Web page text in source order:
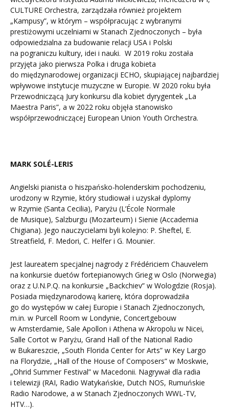
CULTURE Orchestra, zarządzała również projektem
„Kampusy”, w którym – współpracując z wybranymi
prestiżowymi uczelniami w Stanach Zjednoczonych – była
odpowiedzialna za budowanie relacji USA i Polski
na pograniczu kultury, idei i nauki. W 2019 roku została
przyjęta jako pierwsza Polka i druga kobieta
do międzynarodowej organizacji ECHO, skupiającej najbardziej
wpływowe instytucje muzyczne w Europie. W 2020 roku była
Przewodniczącą Jury konkursu dla kobiet dyrygentek „La
Maestra Paris”, a w 2022 roku objęła stanowisko
współprzewodniczącej European Union Youth Orchestra.
MARK SOLÉ-LERIS
Angielski pianista o hiszpańsko-holenderskim pochodzeniu,
urodzony w Rzymie, który studiował i uzyskał dyplomy
w Rzymie (Santa Cecilia), Paryżu (L’École Normale
de Musique), Salzburgu (Mozarteum) i Sienie (Accademia
Chigiana). Jego nauczycielami byli kolejno: P. Sheftel, E.
Streatfield, F. Medori, C. Helfer i G. Mounier.
Jest laureatem specjalnej nagrody z Frédériciem Chauvelem
na konkursie duetów fortepianowych Grieg w Oslo (Norwegia)
oraz z U.N.P.Q. na konkursie „Backchiev” w Wologdzie (Rosja).
Posiada międzynarodową karierę, która doprowadziła
go do występów w całej Europie i Stanach Zjednoczonych,
m.in. w Purcell Room w Londynie, Concertgebouw
w Amsterdamie, Sale Apollon i Athena w Akropolu w Nicei,
Salle Cortot w Paryżu, Grand Hall of the National Radio
w Bukareszcie, „South Florida Center for Arts” w Key Largo
na Florydzie, „Hall of the House of Composers” w Moskwie,
„Ohrid Summer Festival” w Macedonii. Nagrywał dla radia
i telewizji (RAI, Radio Watykańskie, Dutch NOS, Rumuńskie
Radio Narodowe, a w Stanach Zjednoczonych WWL-TV,
HTV…).